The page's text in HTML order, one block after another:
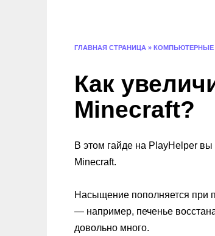
ГЛАВНАЯ СТРАНИЦА » КОМПЬЮТЕРНЫЕ
Как
Minecraft?
В этом гайде на PlayHelper вы
Minecraft.
Насыщение пополняется при
— например, печенье
довольно много.